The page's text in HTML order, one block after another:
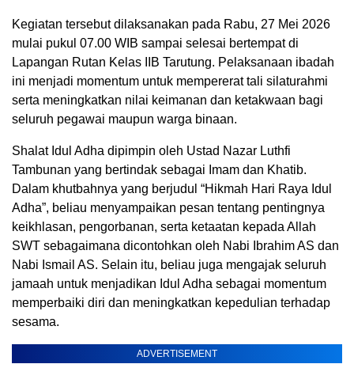
Kegiatan tersebut dilaksanakan pada Rabu, 27 Mei 2026
mulai pukul 07.00 WIB sampai selesai bertempat di
Lapangan Rutan Kelas IIB Tarutung. Pelaksanaan ibadah
ini menjadi momentum untuk mempererat tali silaturahmi
serta meningkatkan nilai keimanan dan ketakwaan bagi
seluruh pegawai maupun warga binaan.
Shalat Idul Adha dipimpin oleh Ustad Nazar Luthfi
Tambunan yang bertindak sebagai Imam dan Khatib.
Dalam khutbahnya yang berjudul “Hikmah Hari Raya Idul
Adha”, beliau menyampaikan pesan tentang pentingnya
keikhlasan, pengorbanan, serta ketaatan kepada Allah
SWT sebagaimana dicontohkan oleh Nabi Ibrahim AS dan
Nabi Ismail AS. Selain itu, beliau juga mengajak seluruh
jamaah untuk menjadikan Idul Adha sebagai momentum
memperbaiki diri dan meningkatkan kepedulian terhadap
sesama.
ADVERTISEMENT